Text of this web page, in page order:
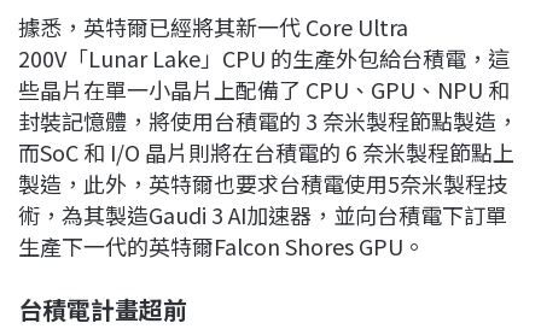
據悉，英特爾已經將其新一代 Core Ultra
200V「Lunar Lake」CPU 的生產外包給台積電，這
些晶片在單一小晶片上配備了 CPU、GPU、NPU 和
封裝記憶體，將使用台積電的 3 奈米製程節點製造，
而SoC 和 I/O 晶片則將在台積電的 6 奈米製程節點上
製造，此外，英特爾也要求台積電使用5奈米製程技
術，為其製造Gaudi 3 AI加速器，並向台積電下訂單
生產下一代的英特爾Falcon Shores GPU。
台積電計畫超前